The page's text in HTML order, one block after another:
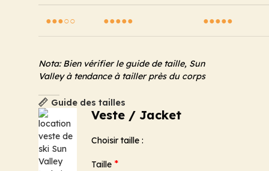
●●●○○ ●●●●● ●●●●●
Nota: Bien vérifier le guide de taille, Sun
Valley à tendance à tailler près du corps
Guide des tailles
Veste / Jacket
Choisir taille :
Taille *